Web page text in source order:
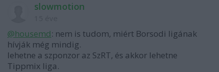
slowmotion
@housemd: nem is tudom, miért Borsodi ligának
hívják még mindig.
lehetne a szponzor az SzRT, és akkor lehetne
Tippmix liga.